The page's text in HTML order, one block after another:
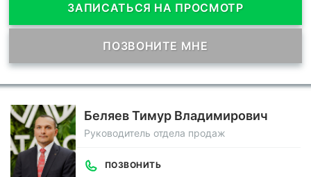
ЗАПИСАТЬСЯ НА ПРОСМОТР
ПОЗВОНИТЕ МНЕ
Беляев Тимур Владимирович
Руководитель отдела продаж
ПОЗВОНИТЬ